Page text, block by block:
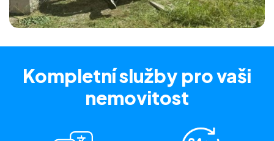
Kompletní služby pro vaši
nemovitost